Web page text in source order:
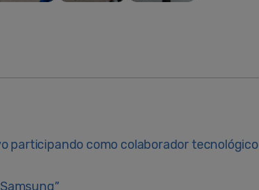
participando como colaborador tecnológico